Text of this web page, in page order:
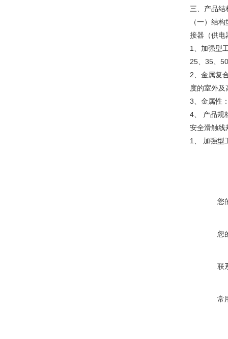
三、 产品结
（一）结
接器（供电
1、加强型
25、35、
2、金属复
度的室外及
3、金属性
4、 产品规
安全滑触线
1、 加强型
您
您
联
常